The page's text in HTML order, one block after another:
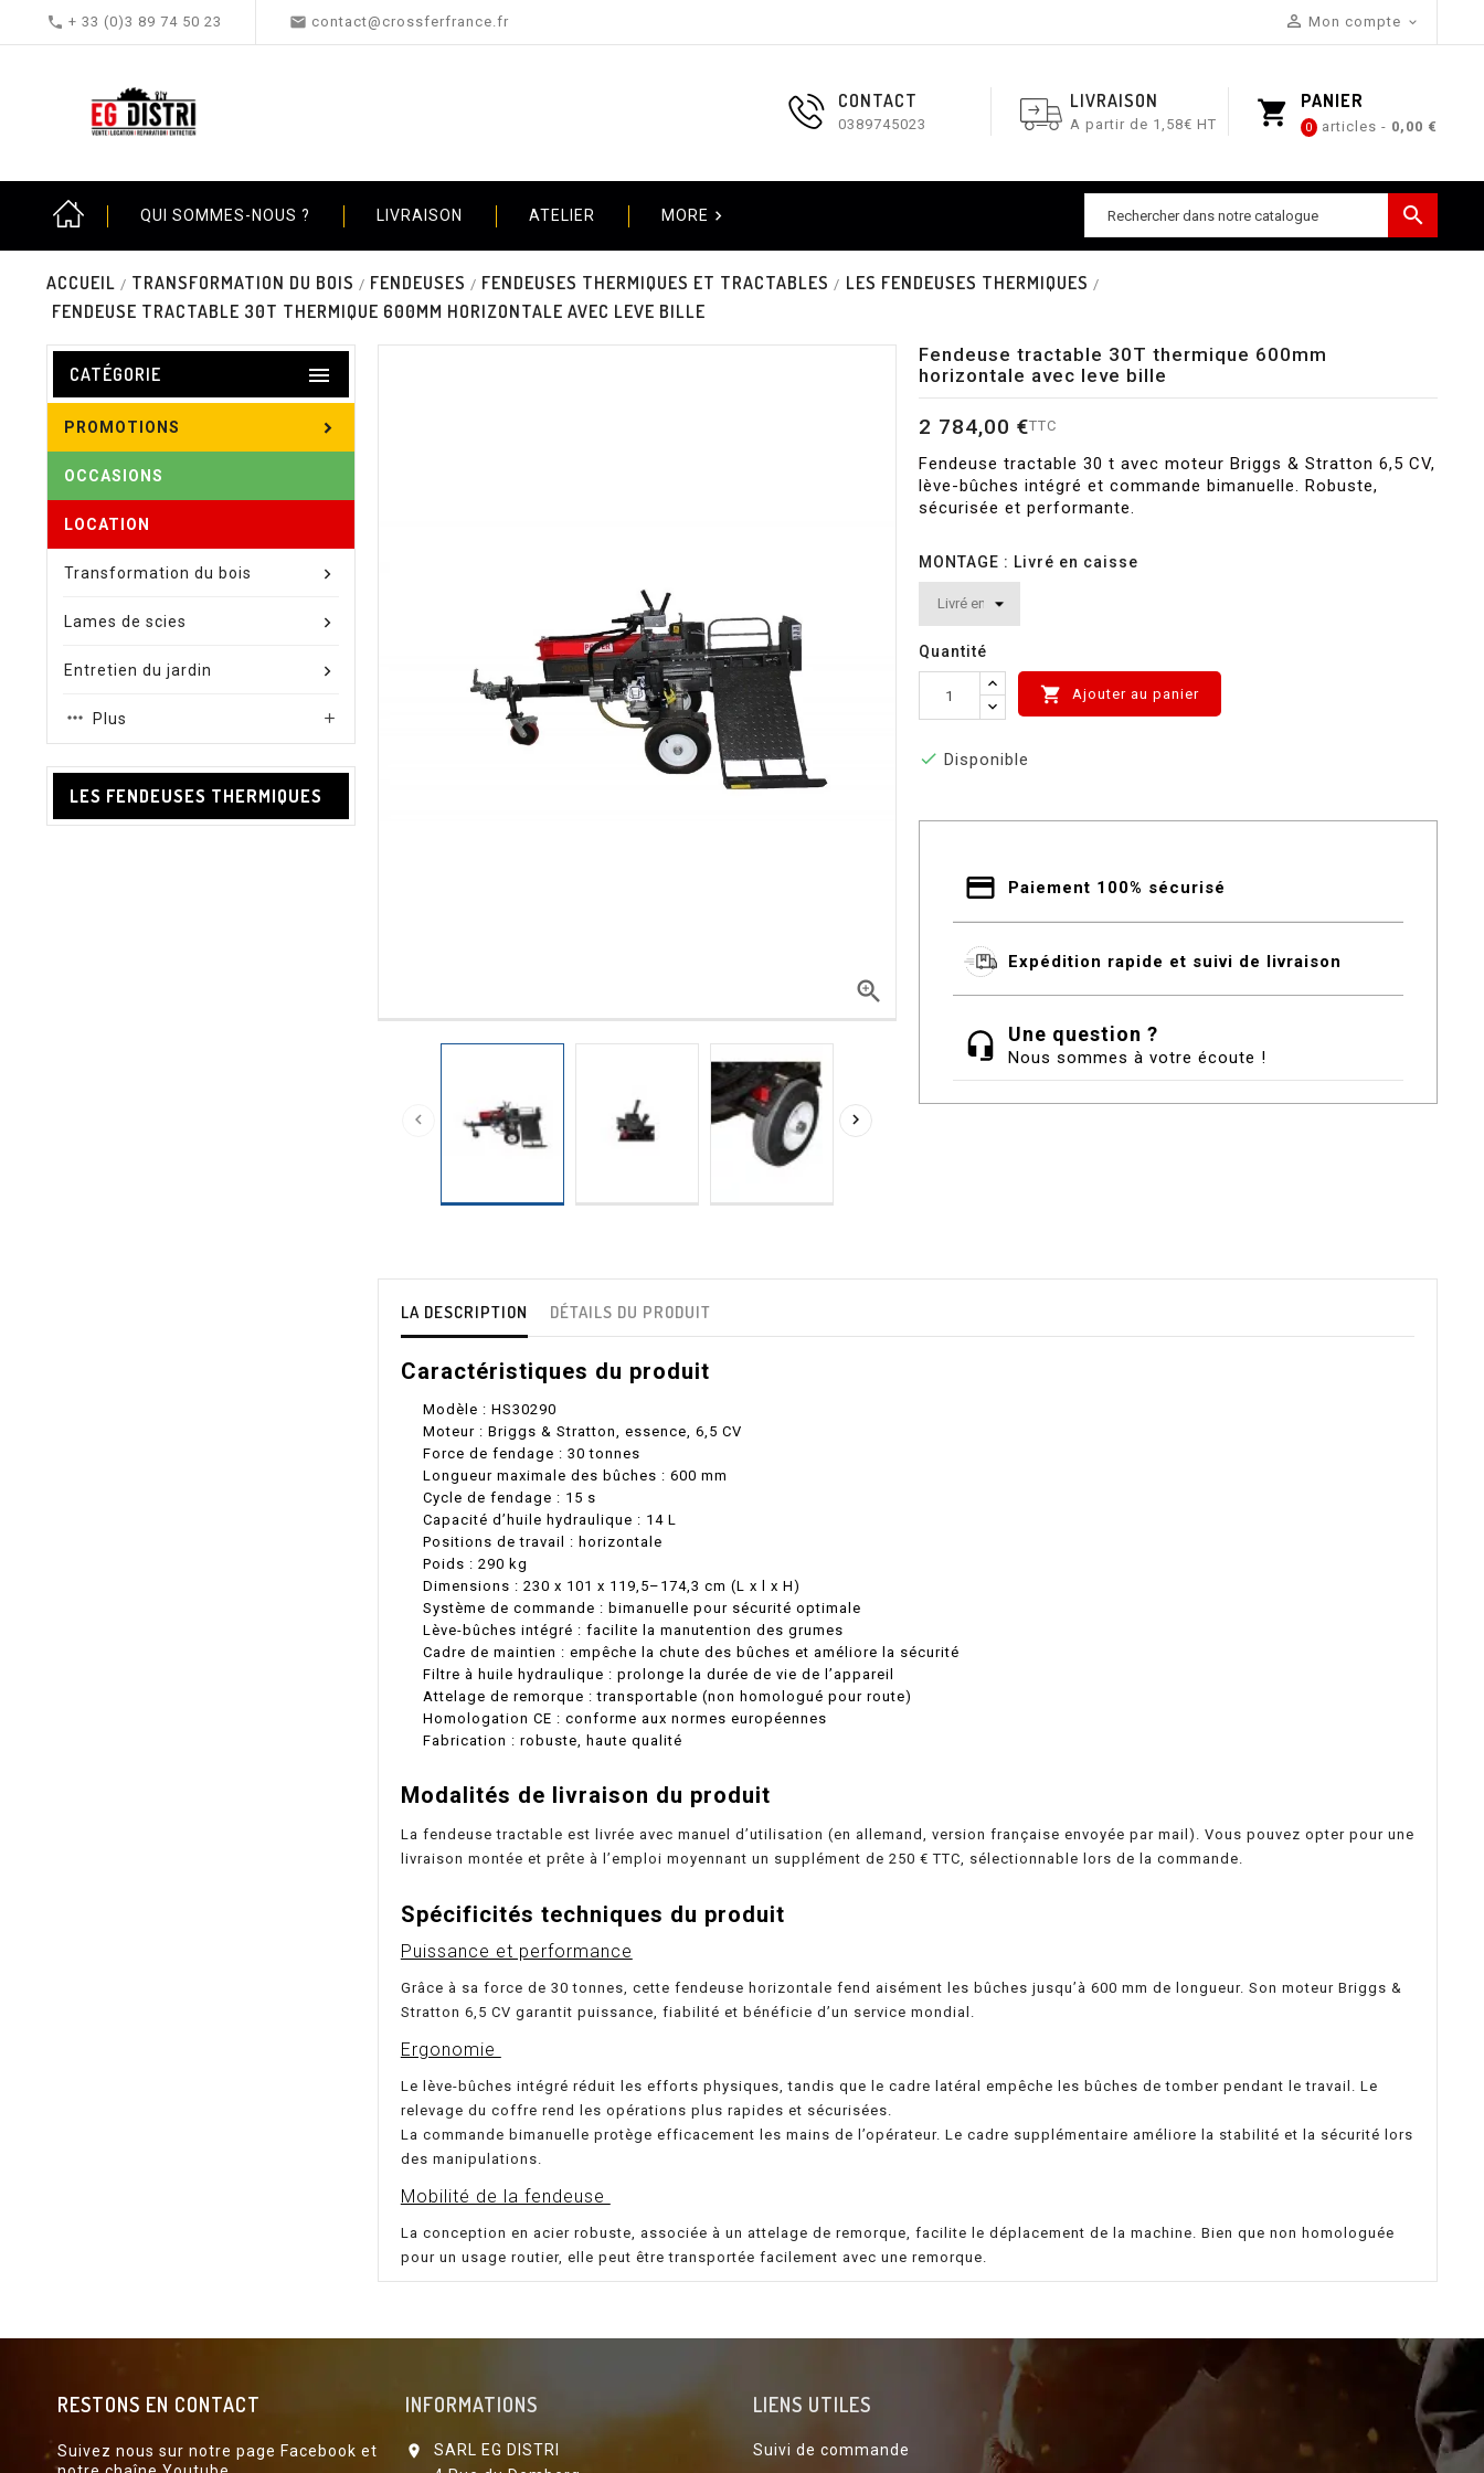
 + 33 (0)3 89 74 50 23  contact@crossferfrance.fr  Mon compte 
shopping_cart PANIER
0 articles - 0,00 €
CONTACT
0389745023
LIVRAISON
A partir de 1,58€ HT
QUI SOMMES-NOUS ? LIVRAISON ATELIER MORE  
ACCUEIL TRANSFORMATION DU BOIS FENDEUSES FENDEUSES THERMIQUES ET TRACTABLES
LES FENDEUSES THERMIQUES
FENDEUSE TRACTABLE 30T THERMIQUE 600MM HORIZONTALE AVEC LEVE BILLE
CATÉGORIE 
PROMOTIONS
OCCASIONS
LOCATION
Transformation du bois
Lames de scies
Entretien du jardin
Plus 
LES FENDEUSES THERMIQUES

 
Fendeuse tractable 30T thermique 600mm
horizontale avec leve bille
2 784,00 €TTC
Fendeuse tractable 30 t avec moteur Briggs & Stratton 6,5 CV,
lève-bûches intégré et commande bimanuelle. Robuste,
sécurisée et performante.
MONTAGE : Livré en caisse
Quantité
 Ajouter au panier
 Disponible
Paiement 100% sécurisé
Expédition rapide et suivi de livraison
Une question ?
Nous sommes à votre écoute !
LA DESCRIPTION DÉTAILS DU PRODUIT
Caractéristiques du produit
Modèle : HS30290
Moteur : Briggs & Stratton, essence, 6,5 CV
Force de fendage : 30 tonnes
Longueur maximale des bûches : 600 mm
Cycle de fendage : 15 s
Capacité d’huile hydraulique : 14 L
Positions de travail : horizontale
Poids : 290 kg
Dimensions : 230 x 101 x 119,5–174,3 cm (L x l x H)
Système de commande : bimanuelle pour sécurité optimale
Lève-bûches intégré : facilite la manutention des grumes
Cadre de maintien : empêche la chute des bûches et améliore la sécurité
Filtre à huile hydraulique : prolonge la durée de vie de l’appareil
Attelage de remorque : transportable (non homologué pour route)
Homologation CE : conforme aux normes européennes
Fabrication : robuste, haute qualité
Modalités de livraison du produit
La fendeuse tractable est livrée avec manuel d’utilisation (en allemand, version française envoyée par mail). Vous pouvez opter pour une
livraison montée et prête à l’emploi moyennant un supplément de 250 € TTC, sélectionnable lors de la commande.
Spécificités techniques du produit
Puissance et performance
Grâce à sa force de 30 tonnes, cette fendeuse horizontale fend aisément les bûches jusqu’à 600 mm de longueur. Son moteur Briggs &
Stratton 6,5 CV garantit puissance, fiabilité et bénéficie d’un service mondial.
Ergonomie
Le lève-bûches intégré réduit les efforts physiques, tandis que le cadre latéral empêche les bûches de tomber pendant le travail. Le
relevage du coffre rend les opérations plus rapides et sécurisées.
La commande bimanuelle protège efficacement les mains de l’opérateur. Le cadre supplémentaire améliore la stabilité et la sécurité lors
des manipulations.
Mobilité de la fendeuse
La conception en acier robuste, associée à un attelage de remorque, facilite le déplacement de la machine. Bien que non homologuée
pour un usage routier, elle peut être transportée facilement avec une remorque.
RESTONS EN CONTACT
Suivez nous sur notre page Facebook et
INFORMATIONS

SARL EG DISTRI
LIENS UTILES
Suivi de commande